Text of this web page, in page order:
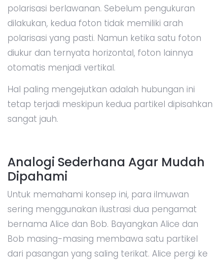
polarisasi berlawanan. Sebelum pengukuran
dilakukan, kedua foton tidak memiliki arah
polarisasi yang pasti. Namun ketika satu foton
diukur dan ternyata horizontal, foton lainnya
otomatis menjadi vertikal.
Hal paling mengejutkan adalah hubungan ini
tetap terjadi meskipun kedua partikel dipisahkan
sangat jauh.
Analogi Sederhana Agar Mudah
Dipahami
Untuk memahami konsep ini, para ilmuwan
sering menggunakan ilustrasi dua pengamat
bernama Alice dan Bob. Bayangkan Alice dan
Bob masing-masing membawa satu partikel
dari pasangan yang saling terikat. Alice pergi ke